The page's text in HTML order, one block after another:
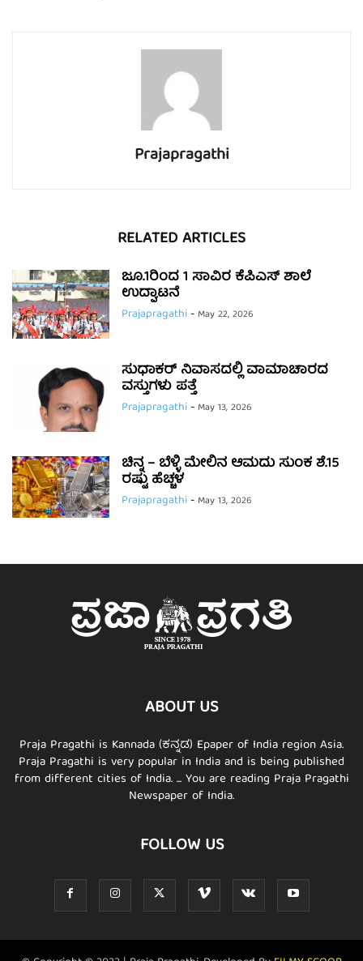
Prajapragathi
RELATED ARTICLES
ಜೂ.1ರಿಂದ 1 ಸಾವಿರ ಕೆಪಿಎಸ್ ಶಾಲೆ
ಉದ್ಘಾಟನೆ
Prajapragathi- May 22, 2026
ಸುಧಾಕರ್ ನಿವಾಸದಲ್ಲಿ ವಾಮಾಚಾರದ
ವಸ್ತುಗಳು ಪತ್ತೆ
Prajapragathi- May 13, 2026
ಚಿನ್ನ – ಬೆಳ್ಳಿ ಮೇಲಿನ ಆಮದು ಸುಂಕ ಶೆ.15
ರಷ್ಟು ಹೆಚ್ಚಳ
Prajapragathi- May 13, 2026
ABOUT US
Praja Pragathi is Kannada (ಕನ್ನಡ) Epaper of India region Asia.
Praja Pragathi is very popular in India and is being published
from different cities of India. ... You are reading Praja Pragathi
Newspaper of India.
FOLLOW US